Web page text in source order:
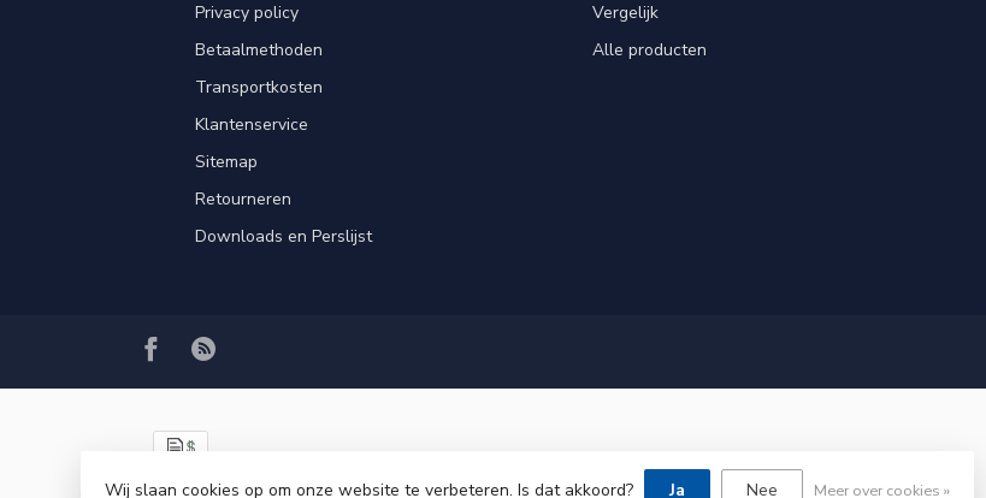
Privacy policy
Betaalmethoden
Transportkosten
Klantenservice
Sitemap
Retourneren
Downloads en Perslijst
Vergelijk
Alle producten
Wij slaan cookies op om onze website te verbeteren. Is dat akkoord? Ja Nee Meer over cookies »